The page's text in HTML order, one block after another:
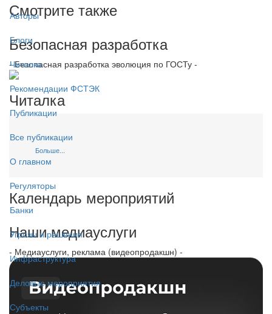
Авторы
Блоги
Читалка
Рекомендации ФСТЭК
Публикации
Все публикации
О главном
Регуляторы
Банки
Угрозы и решения
Инфраструктура
Деловые мероприятия
Субъекты
Смотрите также
Безопасная разработка
- Безопасная разработка эволюция по ГОСТу -
Читалка
Больше...
Календарь мероприятий
Наши медиауслуги
- Медиауслуги, реклама (видеопродакшн) -